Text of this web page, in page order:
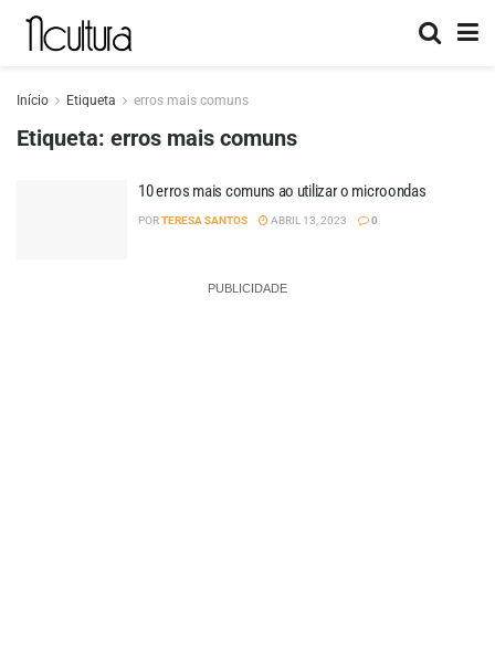
Início Etiqueta erros mais comuns
Etiqueta: erros mais comuns
10 erros mais comuns ao utilizar o microondas
PORTERESA SANTOS ABRIL 13, 2023 0
PUBLICIDADE